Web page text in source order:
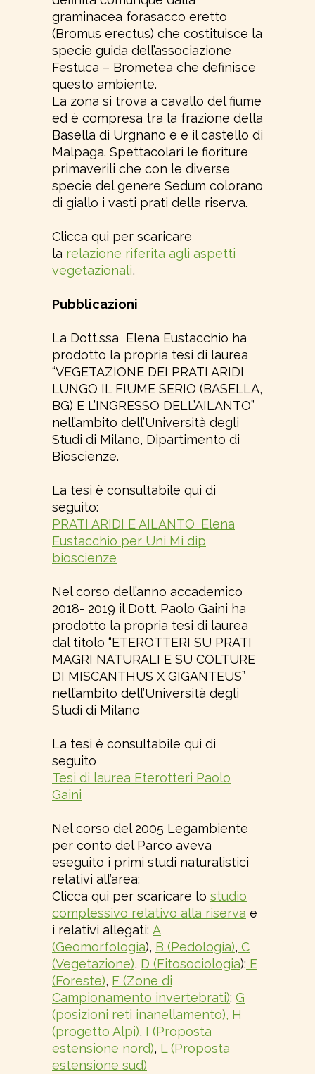
graminacea forasacco eretto
(Bromus erectus) che costituisce la
specie guida dell’associazione
Festuca – Brometea che definisce
questo ambiente.
La zona si trova a cavallo del fiume
ed è compresa tra la frazione della
Basella di Urgnano e e il castello di
Malpaga. Spettacolari le fioriture
primaverili che con le diverse
specie del genere Sedum colorano
di giallo i vasti prati della riserva.
Clicca qui per scaricare
la relazione riferita agli aspetti
vegetazionali,
Pubblicazioni
La Dott.ssa Elena Eustacchio ha
prodotto la propria tesi di laurea
“VEGETAZIONE DEI PRATI ARIDI
LUNGO IL FIUME SERIO (BASELLA,
BG) E L’INGRESSO DELL’AILANTO”
nell’ambito dell’Università degli
Studi di Milano, Dipartimento di
Bioscienze.
La tesi è consultabile qui di
seguito:
PRATI ARIDI E AILANTO_Elena
Eustacchio per Uni Mi dip
bioscienze
Nel corso dell’anno accademico
2018- 2019 il Dott. Paolo Gaini ha
prodotto la propria tesi di laurea
dal titolo “ETEROTTERI SU PRATI
MAGRI NATURALI E SU COLTURE
DI MISCANTHUS X GIGANTEUS”
nell’ambito dell’Università degli
Studi di Milano
La tesi è consultabile qui di
seguito
Tesi di laurea Eterotteri Paolo
Gaini
Nel corso del 2005 Legambiente
per conto del Parco aveva
eseguito i primi studi naturalistici
relativi all’area;
Clicca qui per scaricare lo studio
complessivo relativo alla riserva e
i relativi allegati: A
(Geomorfologia), B (Pedologia), C
(Vegetazione), D (Fitosociologia); E
(Foreste), F (Zone di
Campionamento invertebrati); G
(posizioni reti inanellamento), H
(progetto Alpi), I (Proposta
estensione nord), L (Proposta
estensione sud)